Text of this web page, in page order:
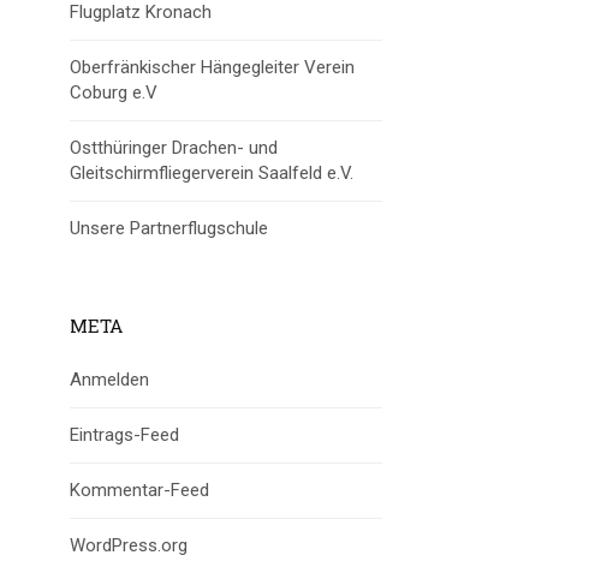
Flugplatz Kronach
Oberfränkischer Hängegleiter Verein
Coburg e.V
Ostthüringer Drachen- und
Gleitschirmfliegerverein Saalfeld e.V.
Unsere Partnerflugschule
META
Anmelden
Eintrags-Feed
Kommentar-Feed
WordPress.org